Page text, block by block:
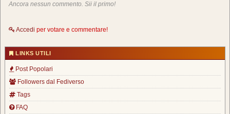
Ancora nessun commento. Sii il primo!
Accedi per votare e commentare!
LINKS UTILI
Post Popolari
Followers dal Fediverso
Tags
FAQ